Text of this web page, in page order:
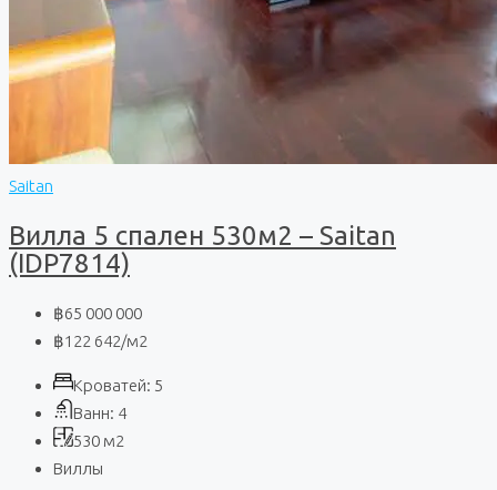
Saitan
Вилла 5 спален 530м2 – Saitan
(IDP7814)
฿65 000 000
฿122 642/м2
Кроватей: 5
Ванн: 4
530 м2
Виллы